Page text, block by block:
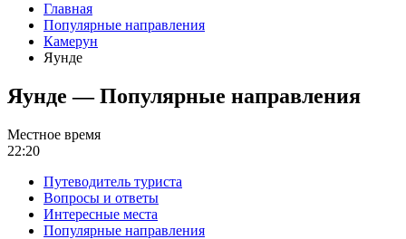
Главная
Популярные направления
Камерун
Яунде
Яунде — Популярные направления
Местное время
22:20
Путеводитель туриста
Вопросы и ответы
Интересные места
Популярные направления